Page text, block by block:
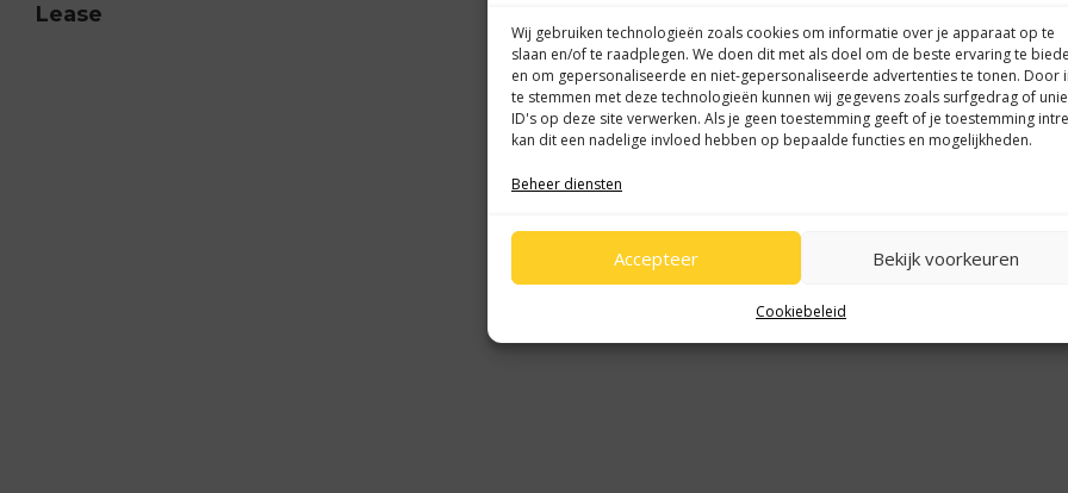
Wij gebruiken technologieën zoals cookies om informatie over je apparaat op te
slaan en/of te raadplegen. We doen dit met als doel om de beste ervaring te
en om gepersonaliseerde en niet-gepersonaliseerde advertenties te tonen. Door
te stemmen met deze technologieën kunnen wij gegevens zoals surfgedrag of
ID's op deze site verwerken. Als je geen toestemming geeft of je toestemming
kan dit een nadelige invloed hebben op bepaalde functies en mogelijkheden.
Beheer diensten
Accepteer Bekijk voorkeuren
Cookiebeleid
Lease